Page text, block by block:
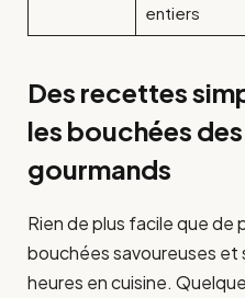
entiers
Des recettes
les bouchées
gourmands
Rien de plus facile que de
bouchées savoureuses et
heures en cuisine.